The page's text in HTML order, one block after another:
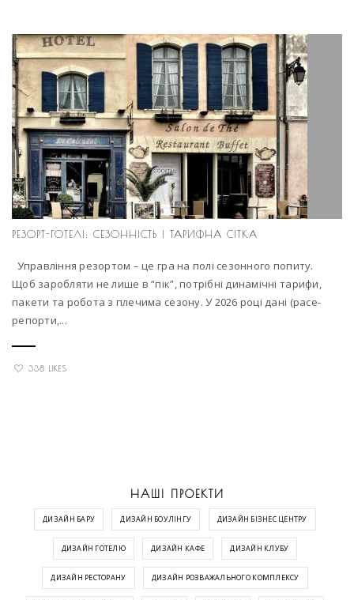
РЕЗОРТ-ГОТЕЛІ: СЕЗОННІСТЬ І ТАРИФНА СІТКА
Управління резортом – це гра на полі сезонного попиту.
Щоб заробляти не лише в “пік”, потрібні динамічні тарифи,
пакети та робота з плечима сезону. У 2026 році дані (pace-
репорти,...
338 LIKES
НАШІ ПРОЕКТИ
ДИЗАЙН БАРУ ДИЗАЙН БОУЛІНГУ ДИЗАЙН БІЗНЕС ЦЕНТРУ
ДИЗАЙН ГОТЕЛЮ ДИЗАЙН КАФЕ ДИЗАЙН КЛУБУ
ДИЗАЙН РЕСТОРАНУ ДИЗАЙН РОЗВАЖАЛЬНОГО КОМПЛЕКСУ